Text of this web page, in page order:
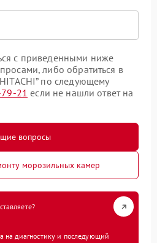
с приведенными ниже
либо обратиться в
по следующему
21 если не нашли ответ на
вопросы
морозильных камер
на диагностику и последующий